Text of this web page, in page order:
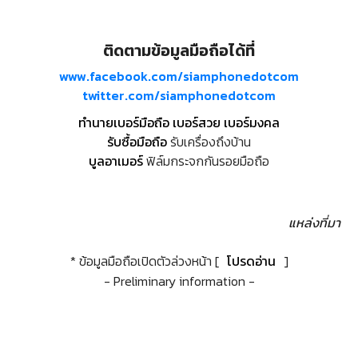
ติดตามข้อมูลมือถือได้ที่
www.facebook.com/siamphonedotcom
twitter.com/siamphonedotcom
ทำนายเบอร์มือถือ เบอร์สวย เบอร์มงคล
รับซื้อมือถือรับเครื่องถึงบ้าน
บูลอาเมอร์ฟิล์มกระจกกันรอยมือถือ
แหล่งที่มา
* ข้อมูลมือถือเปิดตัวล่วงหน้า [ โปรดอ่าน ]
- Preliminary information -